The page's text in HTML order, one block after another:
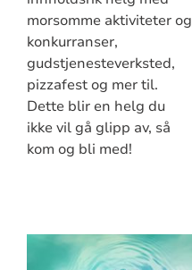
morsomme aktiviteter og
konkurranser,
gudstjenesteverksted,
pizzafest og mer til.
Dette blir en helg du
ikke vil gå glipp av, så
kom og bli med!